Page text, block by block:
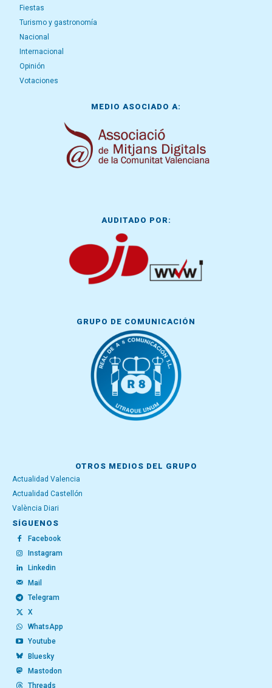
Fiestas
Turismo y gastronomía
Nacional
Internacional
Opinión
Votaciones
MEDIO ASOCIADO A:
AUDITADO POR:
GRUPO DE COMUNICACIÓN
OTROS MEDIOS DEL GRUPO
Actualidad Valencia
Actualidad Castellón
València Diari
SÍGUENOS
Facebook
Instagram
Linkedin
Mail
Telegram
X
WhatsApp
Youtube
Bluesky
Mastodon
Threads